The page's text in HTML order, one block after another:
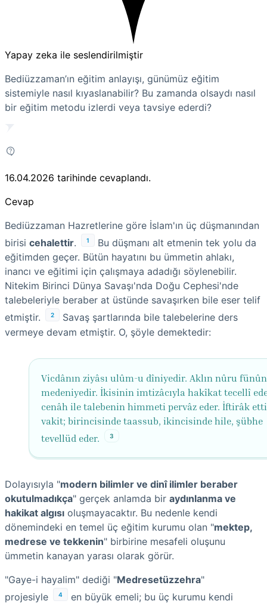
Yapay zeka ile seslendirilmiştir
Bediüzzaman’ın eğitim anlayışı, günümüz eğitim
sistemiyle nasıl kıyaslanabilir? Bu zamanda olsaydı nasıl
bir eğitim metodu izlerdi veya tavsiye ederdi?
16.04.2026 tarihinde cevaplandı.
Cevap
Bediüzzaman Hazretlerine göre İslam'ın üç düşmanından
birisi cehalettir. 1
Bu düşmanı alt etmenin tek yolu da
eğitimden geçer. Bütün hayatını bu ümmetin ahlakı,
inancı ve eğitimi için çalışmaya adadığı söylenebilir.
Nitekim Birinci Dünya Savaşı'nda Doğu Cephesi'nde
talebeleriyle beraber at üstünde savaşırken bile eser telif
etmiştir.
2
Savaş şartlarında bile talebelerine ders
vermeye devam etmiştir. O, şöyle demektedir:
Vicdânın ziyâsı ulûm-u dîniyedir. Aklın nûru
medeniyedir. İkisinin imtizâcıyla hakîkat tecellî
cenâh ile talebenin himmeti pervâz eder. İftirâk
vakit; birincisinde taassub, ikincisinde hile, şübhe
tevellüd eder.
3
Dolayısıyla "modern bilimler ve dinî ilimler beraber
okutulmadıkça" gerçek anlamda bir aydınlanma ve
hakikat algısı oluşmayacaktır. Bu nedenle kendi
dönemindeki en temel üç eğitim kurumu olan "mektep,
medrese ve tekkenin" birbirine mesafeli oluşunu
ümmetin kanayan yarası olarak görür.
"Gaye-i hayalim" dediği "Medresetüzzehra"
projesiyle
4
en büyük emeli; bu üç kurumu kendi